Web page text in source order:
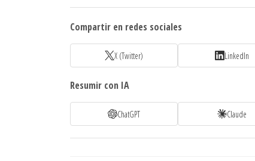
Compartir en redes sociales
X (Twitter) LinkedIn
Resumir con IA
ChatGPT Claude